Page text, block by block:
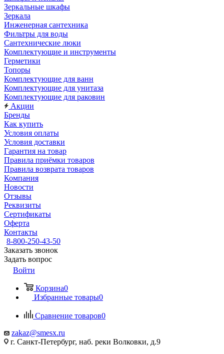
Зеркальные шкафы
Зеркала
Инженерная сантехника
Фильтры для воды
Сантехнические люки
Комплектующие и инструменты
Герметики
Топоры
Комплектующие для ванн
Комплектующие для унитаза
Комплектующие для раковин
Акции
Бренды
Как купить
Условия оплаты
Условия доставки
Гарантия на товар
Правила приёмки товаров
Правила возврата товаров
Компания
Новости
Отзывы
Реквизиты
Сертификаты
Оферта
Контакты
8-800-250-43-50
Заказать звонок
Задать вопрос
Войти
Корзина0
Избранные товары0
Сравнение товаров0
zakaz@smesx.ru
г. Санкт-Петербург, наб. реки Волковки, д.9